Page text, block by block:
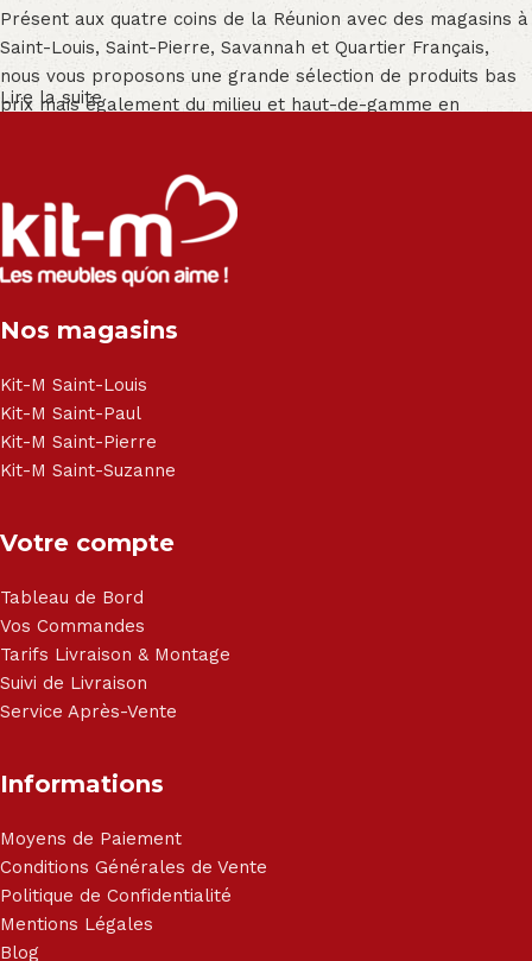
Présent aux quatre coins de la Réunion avec des magasins à
Saint-Louis, Saint-Pierre, Savannah et Quartier Français,
nous vous proposons une grande sélection de produits bas
prix mais également du milieu et haut-de-gamme en
Salon angle - Salon convertible - Salon relax - Canapé -
Canapé lit - Cuisine sur-mesure - Fauteuil - Armoire - Table
et chaise - Meuble de salle de bain - Literie - Lit - Bureau -
Électroménager - Télévision led - Réfrigérateur -
- Matelas - Hifi Hitachi, LG, Sharp, Philips, Bosh, Moulinex,
Haier, Sony, Cecotec, Westpoint, Dyson.
Lire la suite
Nos magasins
Kit-M Saint-Louis
Kit-M Saint-Paul
Kit-M Saint-Pierre
Kit-M Saint-Suzanne
Votre compte
Tableau de Bord
Vos Commandes
Tarifs Livraison & Montage
Suivi de Livraison
Service Après-Vente
Informations
Moyens de Paiement
Conditions Générales de Vente
Politique de Confidentialité
Mentions Légales
Blog